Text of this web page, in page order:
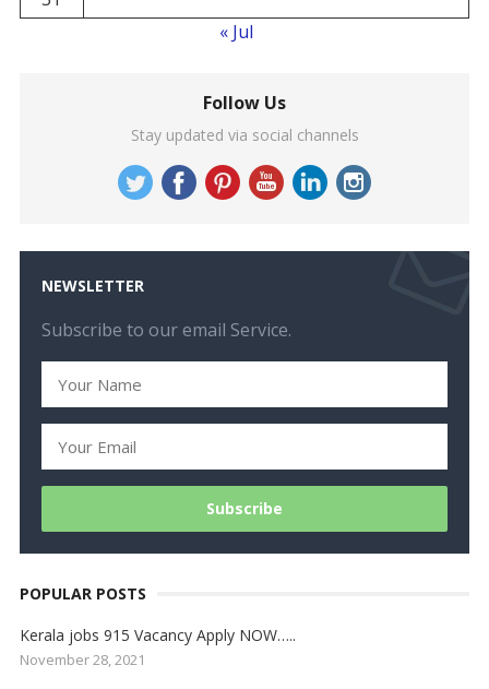
« Jul
Follow Us
Stay updated via social channels
NEWSLETTER
Subscribe to our email Service.
POPULAR POSTS
Kerala jobs 915 Vacancy Apply NOW…..
November 28, 2021